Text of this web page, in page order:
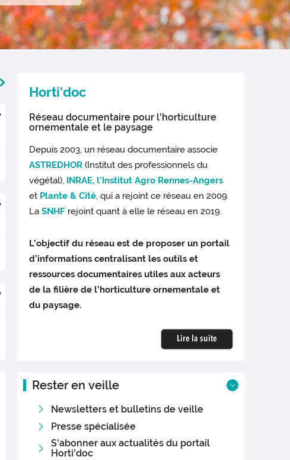
Horti'doc
Réseau documentaire pour l'horticulture
ornementale et le paysage
Depuis 2003, un réseau documentaire associe
ASTREDHOR(Institut des professionnels du
végétal), INRAE, l'Institut Agro Rennes-Angers
et Plante & Cité, qui a rejoint ce réseau en 2009.
La SNHFrejoint quant à elle le réseau en 2019.
L’objectif du réseau est de proposer un portail
d’informations centralisant les outils et
ressources documentaires utiles aux acteurs
de la filière de l’horticulture ornementale et
du paysage.
Lire la suite
Rester en veille
Newsletters et bulletins de veille
Presse spécialisée
S'abonner aux actualités du portail
Horti'doc